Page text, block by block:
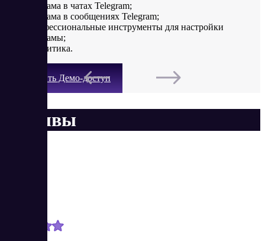
реклама в чатах Telegram;
реклама в сообщениях Telegram;
профессиональные инструменты для настройки
рекламы;
аналитика.
Получить Демо-доступ
Отзывы